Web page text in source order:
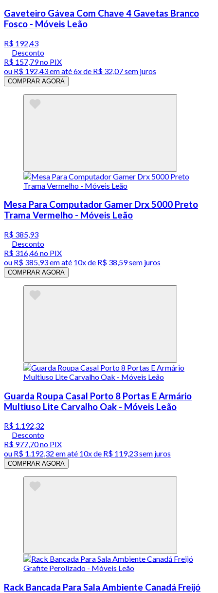
Gaveteiro Gávea Com Chave 4 Gavetas Branco
Fosco - Móveis Leão
R$ 192,43
Desconto
R$ 157,79no PIX
ou R$ 192,43em até6x de R$ 32,07 sem juros
COMPRAR AGORA
Mesa Para Computador Gamer Drx 5000 Preto
Trama Vermelho - Móveis Leão
R$ 385,93
Desconto
R$ 316,46no PIX
ou R$ 385,93em até 10x de R$ 38,59 sem juros
COMPRAR AGORA
Guarda Roupa Casal Porto 8 Portas E Armário
Multiuso Lite Carvalho Oak - Móveis Leão
R$ 1.192,32
Desconto
R$ 977,70no PIX
ou R$ 1.192,32 em até 10x de R$ 119,23 sem juros
COMPRAR AGORA
Rack Bancada Para Sala Ambiente Canadá Freijó